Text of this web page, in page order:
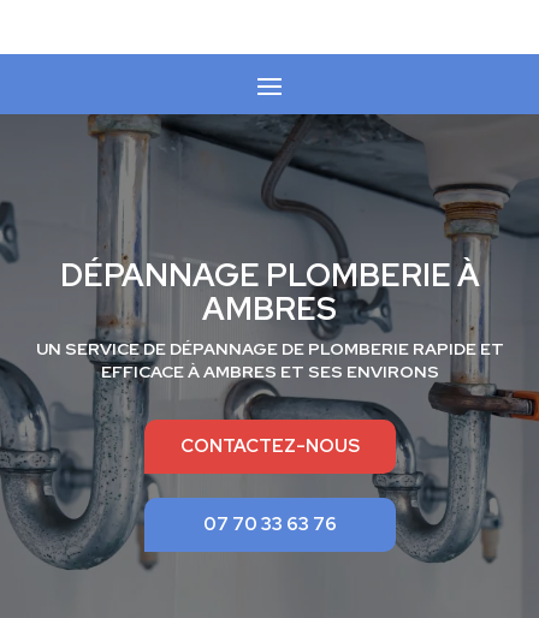
DÉPANNAGE PLOMBERIE À
AMBRES
UN SERVICE DE DÉPANNAGE DE PLOMBERIERAPIDE ET
EFFICACE ÀAMBRES ET SES ENVIRONS
CONTACTEZ-NOUS
07 70 33 63 76